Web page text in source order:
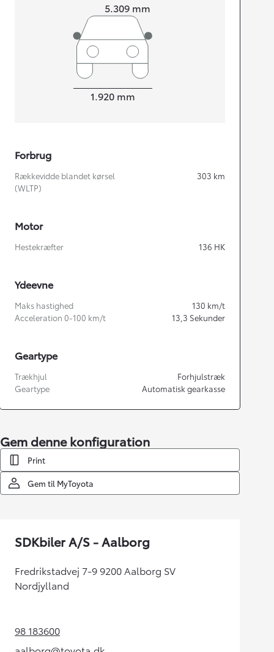
5.309 mm
1.920 mm
Forbrug
Rækkevidde blandet kørsel
(WLTP)
303 km
Motor
Hestekræfter 136 HK
Ydeevne
Maks hastighed 130 km/t
Acceleration 0-100 km/t
13,3 Sekunder
Geartype
Trækhjul
Forhjulstræk
Geartype
Automatisk gearkasse
Gem denne konfiguration
Print
Gem til MyToyota
SDKbiler A/S - Aalborg
Fredrikstadvej 7-9 9200 Aalborg SV
Nordjylland
98 183600(Opens in new tab)